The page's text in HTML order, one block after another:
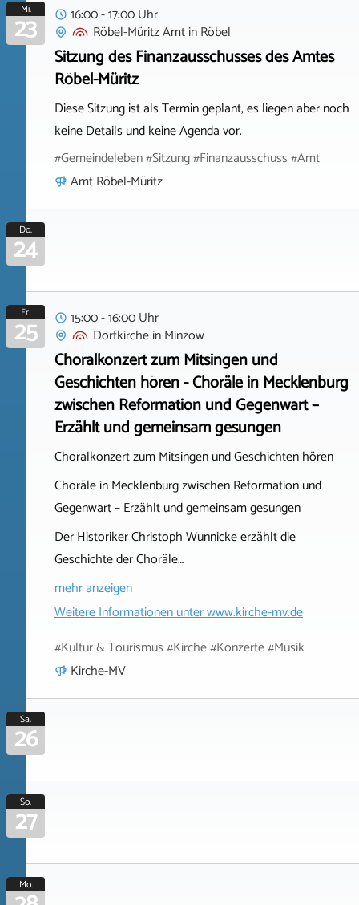
Mi.
23
16:00 - 17:00 Uhr
Röbel-Müritz AmtinRöbel
Sitzung des Finanzausschusses des Amtes
Röbel-Müritz
Diese Sitzung ist als Termin geplant, es liegen aber noch
keine Details und keine Agenda vor.
#Gemeindeleben #Sitzung #Finanzausschuss #Amt
Amt Röbel-Müritz
Do.
24
Fr.
25
15:00 - 16:00 Uhr
DorfkircheinMinzow
Choralkonzert zum Mitsingen und
Geschichten hören - Choräle in Mecklenburg
zwischen Reformation und Gegenwart –
Erzählt und gemeinsam gesungen
Choralkonzert zum Mitsingen und Geschichten hören
Choräle in Mecklenburg zwischen Reformation und
Gegenwart – Erzählt und gemeinsam gesungen
Der Historiker Christoph Wunnicke erzählt die
Geschichte der Choräle…
mehr anzeigen
Weitere Informationen unterwww.kirche-mv.de
#Kultur & Tourismus #Kirche #Konzerte #Musik
Kirche-MV
Sa.
26
So.
27
Mo.